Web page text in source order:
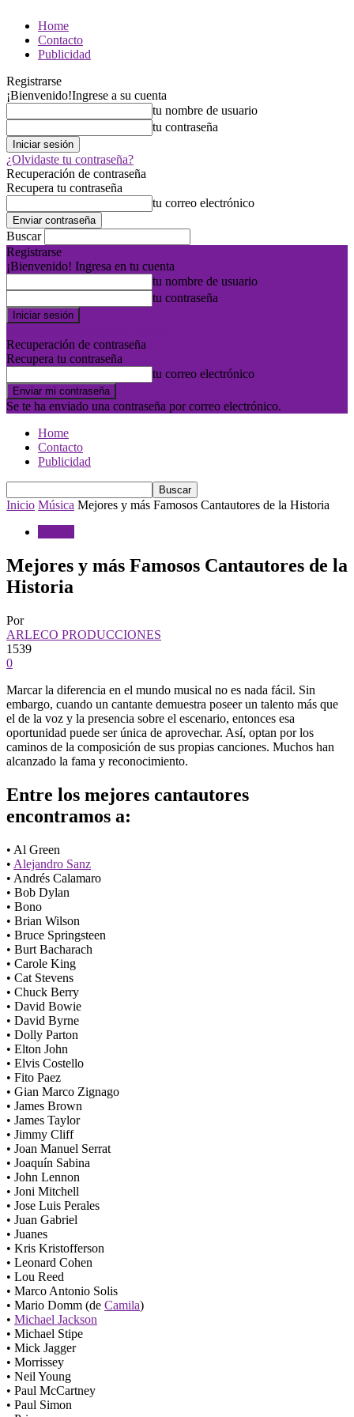
Home
Contacto
Publicidad
Registrarse
¡Bienvenido!Ingrese a su cuenta
tu nombre de usuario
tu contraseña
¿Olvidaste tu contraseña?
Recuperación de contraseña
Recupera tu contraseña
tu correo electrónico
Buscar
Registrarse
¡Bienvenido! Ingresa en tu cuenta
tu nombre de usuario
tu contraseña
Recuperación de contraseña
Recupera tu contraseña
tu correo electrónico
Se te ha enviado una contraseña por correo electrónico.
Home
Contacto
Publicidad
Inicio Música Mejores y más Famosos Cantautores de la Historia
Mejores y más Famosos Cantautores de la
Historia
Por
ARLECO PRODUCCIONES
1539
0
Marcar la diferencia en el mundo musical no es nada fácil. Sin
embargo, cuando un cantante demuestra poseer un talento más que
el de la voz y la presencia sobre el escenario, entonces esa
oportunidad puede ser única de aprovechar. Así, optan por los
caminos de la composición de sus propias canciones. Muchos han
alcanzado la fama y reconocimiento.
Entre los mejores cantautores
encontramos a:
• Al Green
• Alejandro Sanz
• Andrés Calamaro
• Bob Dylan
• Bono
• Brian Wilson
• Bruce Springsteen
• Burt Bacharach
• Carole King
• Cat Stevens
• Chuck Berry
• David Bowie
• David Byrne
• Dolly Parton
• Elton John
• Elvis Costello
• Fito Paez
• Gian Marco Zignago
• James Brown
• James Taylor
• Jimmy Cliff
• Joan Manuel Serrat
• Joaquín Sabina
• John Lennon
• Joni Mitchell
• Jose Luis Perales
• Juan Gabriel
• Juanes
• Kris Kristofferson
• Leonard Cohen
• Lou Reed
• Marco Antonio Solis
• Mario Domm (de Camila)
• Michael Jackson
• Michael Stipe
• Mick Jagger
• Morrissey
• Neil Young
• Paul McCartney
• Paul Simon